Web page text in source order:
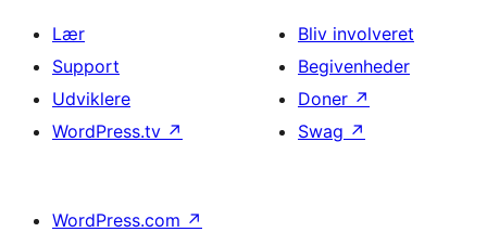
Lær
Support
Udviklere
WordPress.tv ↗
Bliv involveret
Begivenheder
Doner ↗
Swag ↗
WordPress.com ↗